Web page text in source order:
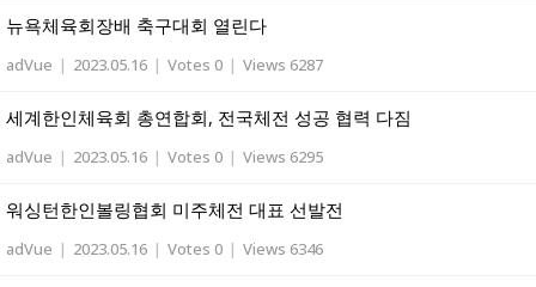
뉴욕체육회장배 축구대회 열린다
adVue | 2023.05.16 | Votes 0 | Views 6287
세계한인체육회 총연합회, 전국체전 성공 협력 다짐
adVue | 2023.05.16 | Votes 0 | Views 6295
워싱턴한인볼링협회 미주체전 대표 선발전
adVue | 2023.05.16 | Votes 0 | Views 6346